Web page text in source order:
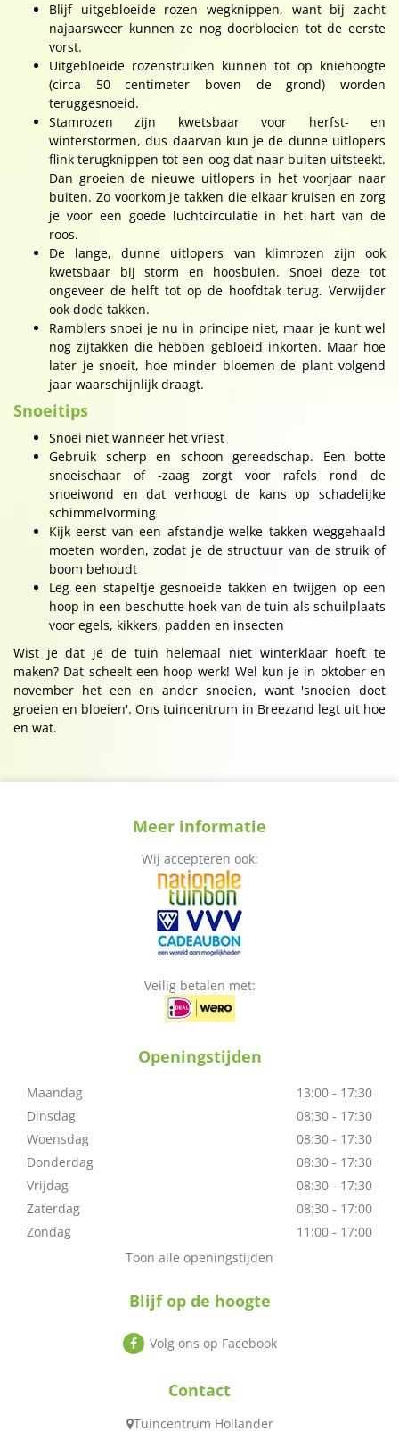
Blijf uitgebloeide rozen wegknippen, want bij zacht
najaarsweer kunnen ze nog doorbloeien tot de eerste
vorst.
Uitgebloeide rozenstruiken kunnen tot op kniehoogte
(circa 50 centimeter boven de grond) worden
teruggesnoeid.
Stamrozen zijn kwetsbaar voor herfst- en
winterstormen, dus daarvan kun je de dunne uitlopers
flink terugknippen tot een oog dat naar buiten uitsteekt.
Dan groeien de nieuwe uitlopers in het voorjaar naar
buiten. Zo voorkom je takken die elkaar kruisen en zorg
je voor een goede luchtcirculatie in het hart van de
roos.
De lange, dunne uitlopers van klimrozen zijn ook
kwetsbaar bij storm en hoosbuien. Snoei deze tot
ongeveer de helft tot op de hoofdtak terug. Verwijder
ook dode takken.
Ramblers snoei je nu in principe niet, maar je kunt wel
nog zijtakken die hebben gebloeid inkorten. Maar hoe
later je snoeit, hoe minder bloemen de plant volgend
jaar waarschijnlijk draagt.
Snoeitips
Snoei niet wanneer het vriest
Gebruik scherp en schoon gereedschap. Een botte
snoeischaar of -zaag zorgt voor rafels rond de
snoeiwond en dat verhoogt de kans op schadelijke
schimmelvorming
Kijk eerst van een afstandje welke takken weggehaald
moeten worden, zodat je de structuur van de struik of
boom behoudt
Leg een stapeltje gesnoeide takken en twijgen op een
hoop in een beschutte hoek van de tuin als schuilplaats
voor egels, kikkers, padden en insecten
Wist je dat je de tuin helemaal niet winterklaar hoeft te
maken? Dat scheelt een hoop werk! Wel kun je in oktober en
november het een en ander snoeien, want 'snoeien doet
groeien en bloeien'. Ons tuincentrum in Breezand legt uit hoe
en wat.
Meer informatie
Wij accepteren ook:
Veilig betalen met:
Openingstijden
Maandag
13:00 - 17:30
Dinsdag
08:30 - 17:30
Woensdag
08:30 - 17:30
Donderdag
08:30 - 17:30
Vrijdag
08:30 - 17:30
Zaterdag
08:30 - 17:00
Zondag
11:00 - 17:00
Toon alle openingstijden
Blijf op de hoogte
Volg ons op Facebook
Contact
Tuincentrum Hollander